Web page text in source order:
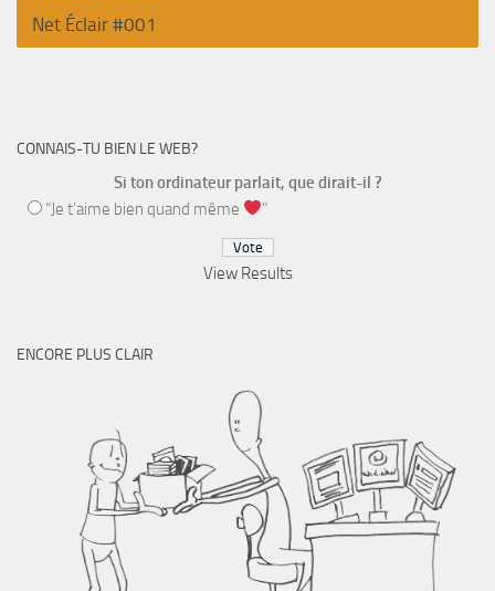
Net Éclair #001
CONNAIS-TU BIEN LE WEB?
Si ton ordinateur parlait, que dirait-il ?
“Je t’aime bien quand même
”
View Results
ENCORE PLUS CLAIR